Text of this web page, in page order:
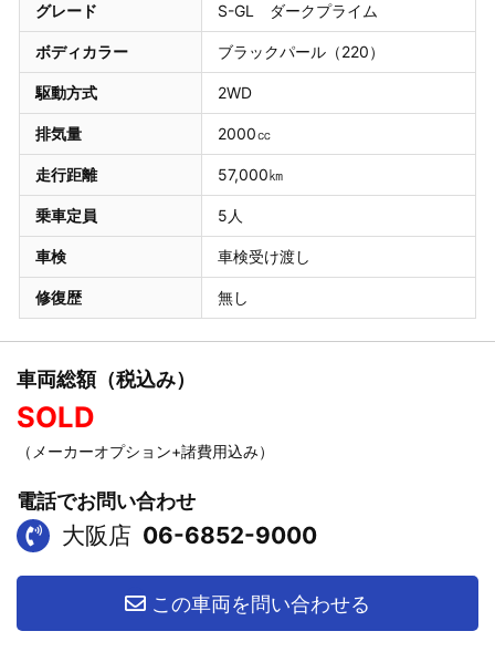
グレード S-GL ダークプライム
ボディカラー ブラックパール（220）
駆動方式 2WD
排気量 2000㏄
走行距離 57,000㎞
乗車定員 5人
車検 車検受け渡し
修復歴 無し
車両総額（税込み）
SOLD
（メーカーオプション+諸費用込み）
電話でお問い合わせ
大阪店 06-6852-9000
この車両を問い合わせる